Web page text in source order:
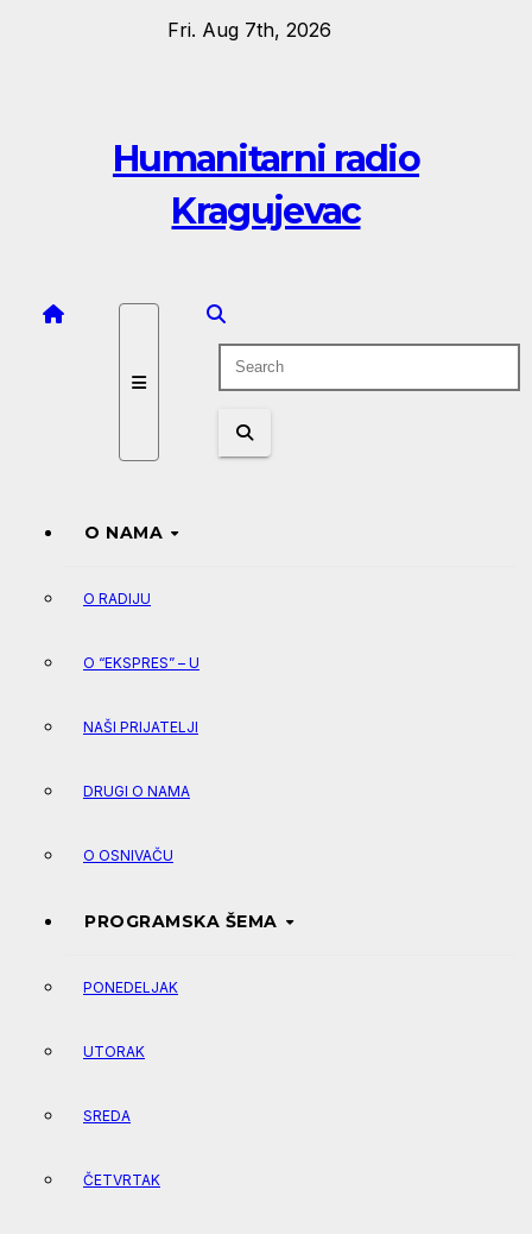
Fri. Aug 7th, 2026
Humanitarni radio
Kragujevac
O NAMA
O RADIJU
O “EKSPRES” – U
NAŠI PRIJATELJI
DRUGI O NAMA
O OSNIVAČU
PROGRAMSKA ŠEMA
PONEDELJAK
UTORAK
SREDA
ČETVRTAK